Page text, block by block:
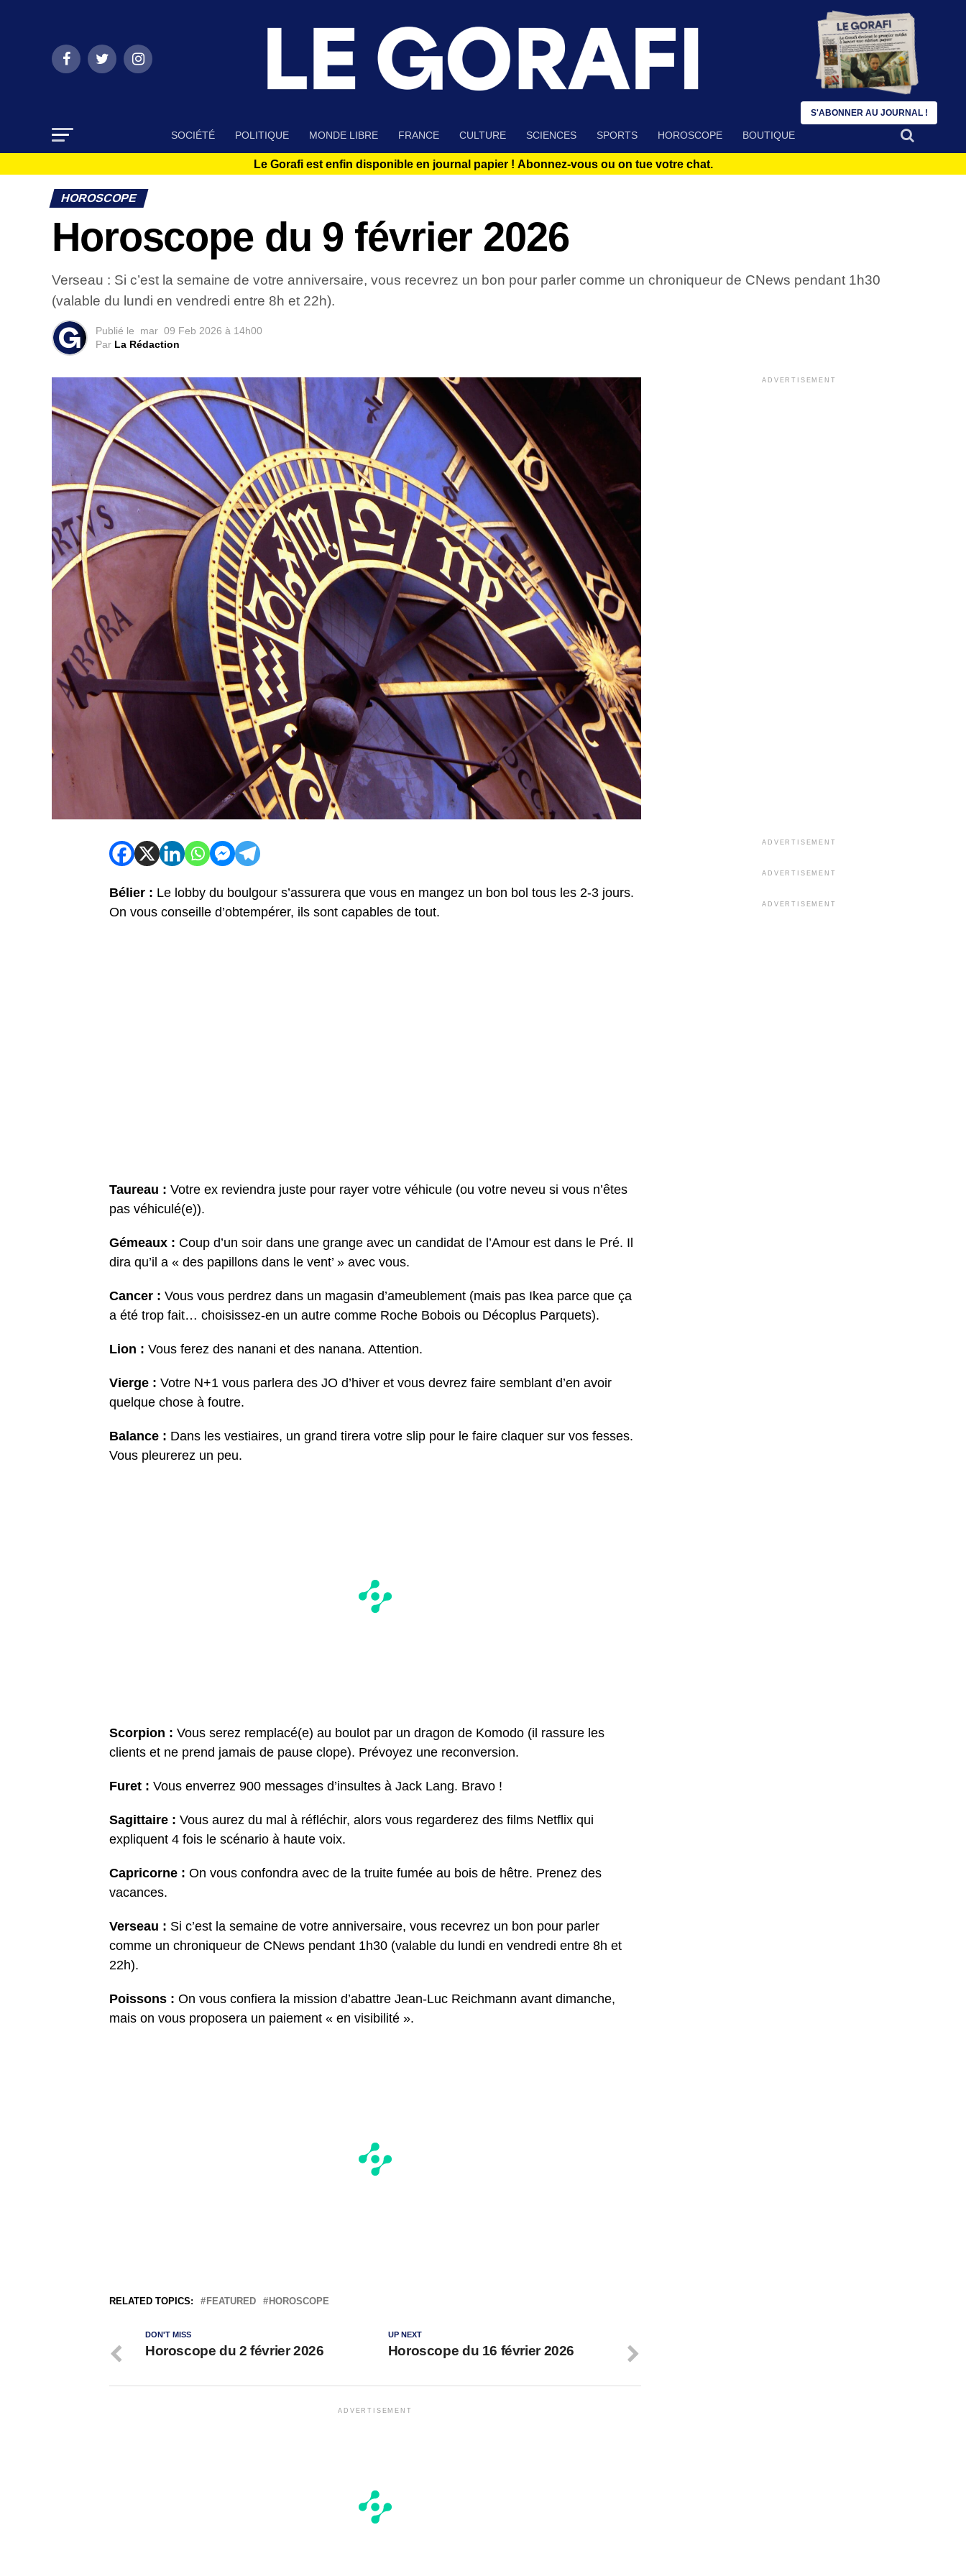
SOCIÉTÉ POLITIQUE MONDE LIBRE FRANCE CULTURE SCIENCES SPORTS HOROSCOPE BOUTIQUE
Le Gorafi est enfin disponible en journal papier ! Abonnez-vous ou on tue votre chat.
HOROSCOPE
Horoscope du 9 février 2026
Verseau : Si c’est la semaine de votre anniversaire, vous recevrez un bon pour parler comme un chroniqueur de CNews pendant 1h30
(valable du lundi en vendredi entre 8h et 22h).
Publié le mar 09 Feb 2026 à 14h00
Par La Rédaction
Bélier : Le lobby du boulgour s’assurera que vous en mangez un bon bol tous les 2-3 jours.
On vous conseille d’obtempérer, ils sont capables de tout.
Taureau : Votre ex reviendra juste pour rayer votre véhicule (ou votre neveu si vous n’êtes
pas véhiculé(e)).
Gémeaux : Coup d’un soir dans une grange avec un candidat de l’Amour est dans le Pré. Il
dira qu’il a « des papillons dans le vent’ » avec vous.
Cancer : Vous vous perdrez dans un magasin d’ameublement (mais pas Ikea parce que ça
a été trop fait… choisissez-en un autre comme Roche Bobois ou Décoplus Parquets).
Lion : Vous ferez des nanani et des nanana. Attention.
Vierge : Votre N+1 vous parlera des JO d’hiver et vous devrez faire semblant d’en avoir
quelque chose à foutre.
Balance : Dans les vestiaires, un grand tirera votre slip pour le faire claquer sur vos fesses.
Vous pleurerez un peu.
Scorpion : Vous serez remplacé(e) au boulot par un dragon de Komodo (il rassure les
clients et ne prend jamais de pause clope). Prévoyez une reconversion.
Furet : Vous enverrez 900 messages d’insultes à Jack Lang. Bravo !
Sagittaire : Vous aurez du mal à réfléchir, alors vous regarderez des films Netflix qui
expliquent 4 fois le scénario à haute voix.
Capricorne : On vous confondra avec de la truite fumée au bois de hêtre. Prenez des
vacances.
Verseau : Si c’est la semaine de votre anniversaire, vous recevrez un bon pour parler
comme un chroniqueur de CNews pendant 1h30 (valable du lundi en vendredi entre 8h et
22h).
Poissons : On vous confiera la mission d’abattre Jean-Luc Reichmann avant dimanche,
mais on vous proposera un paiement « en visibilité ».
RELATED TOPICS: FEATURED HOROSCOPE
UP NEXT
Horoscope du 16 février 2026
DON'T MISS
Horoscope du 2 février 2026
ADVERTISEMENT
ADVERTISEMENT
ADVERTISEMENT
ADVERTISEMENT
ADVERTISEMENT
S'ABONNER AU JOURNAL !